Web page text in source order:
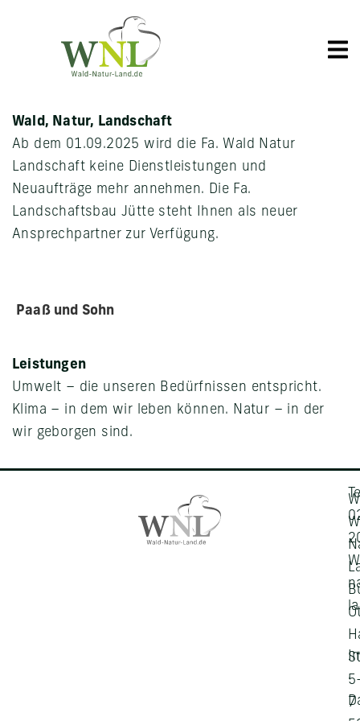
Wald, Natur, Landschaft
Ab dem 01.09.2025 wird die Fa. Wald Natur
Landschaft keine Dienstleistungen und
Neuaufträge mehr annehmen. Die Fa.
Landschaftsbau Jütte steht Ihnen als neuer
Ansprechpartner zur Verfügung.
Paaß und Sohn
Leistungen
Umwelt – die unseren Bedürfnissen entspricht.
Klima – in dem wir leben können. Natur – in der
wir geborgen sind.
7
·